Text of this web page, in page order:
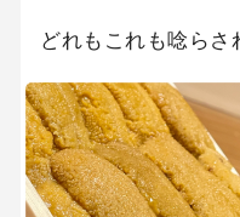
どれもこれも唸らさ